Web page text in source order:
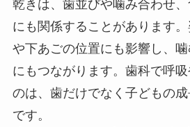
乾きは、歯並びや噛み合わせ
にも関係することがあります
や下あごの位置にも影響し、
にもつながります。歯科で呼
のは、歯だけでなく子どもの
です。